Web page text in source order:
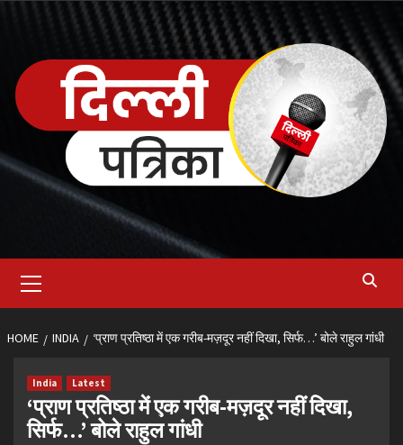
content
Menu
HOME INDIA ‘प्राण प्रतिष्ठा में एक गरीब-मज़दूर नहीं दिखा, सिर्फ…’ बोले राहुल गांधी
India Latest
‘प्राण प्रतिष्ठा में एक गरीब-मज़दूर नहीं दिखा,
सिर्फ…’ बोले राहुल गांधी